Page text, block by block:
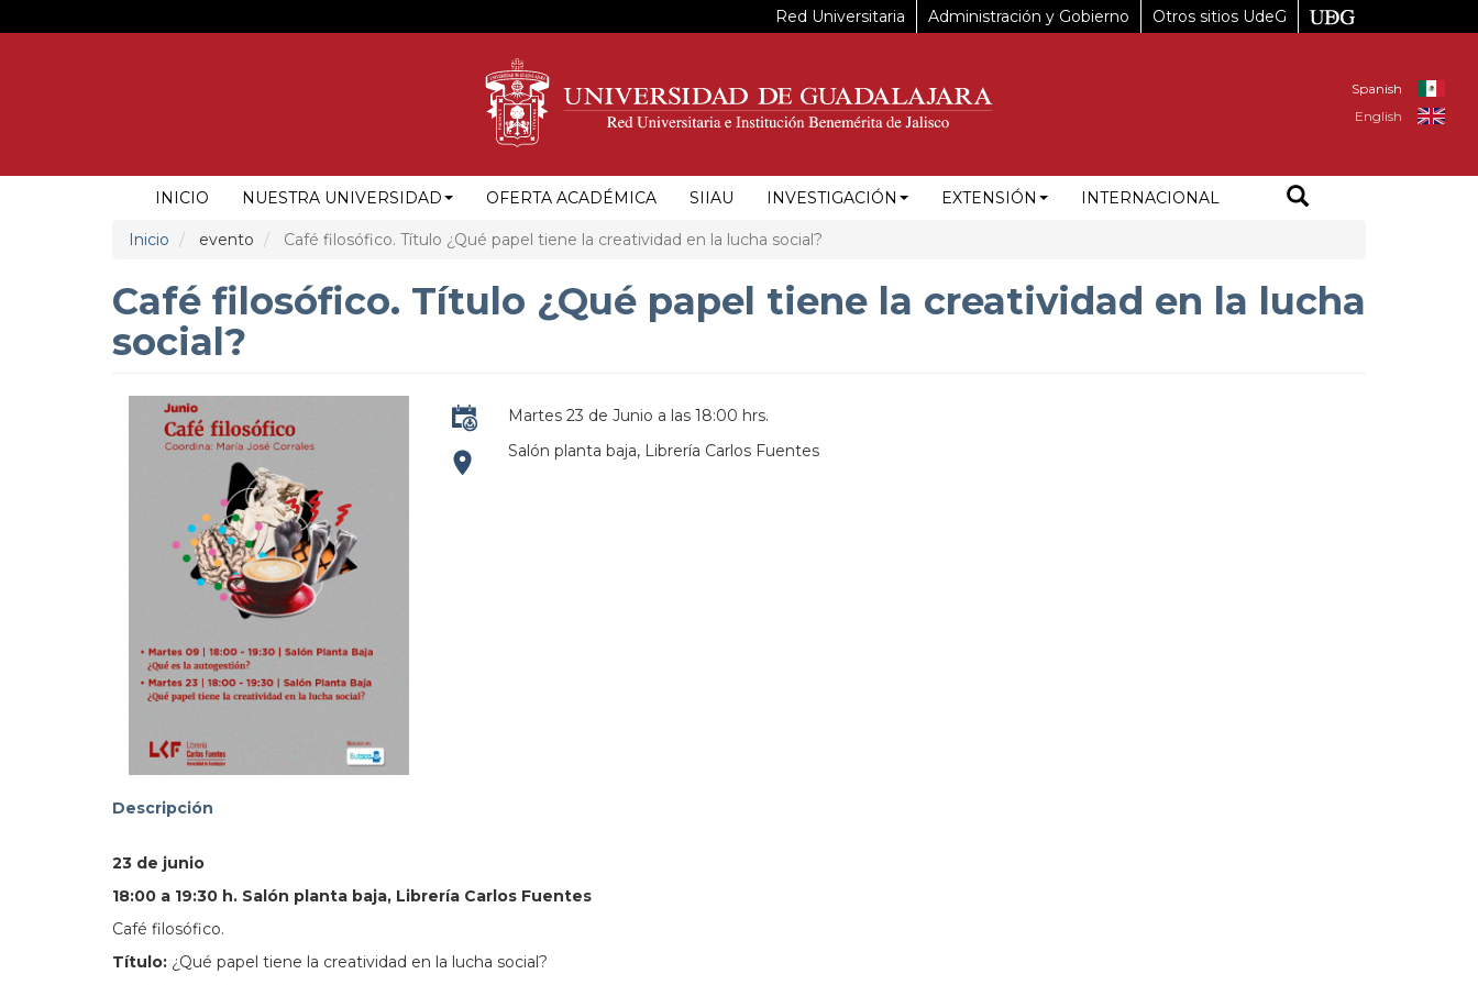
al
Red Universitaria Administración y Gobierno Otros sitios UdeG
Spanish
English
NAVEGACIÓN
PRINCIPAL
INICIO NUESTRA UNIVERSIDAD OFERTA ACADÉMICA SIIAU INVESTIGACIÓN EXTENSIÓN INTERNACIONAL
Inicio evento Café filosófico. Título ¿Qué papel tiene la creatividad en la lucha social?
Café filosófico. Título ¿Qué papel tiene la creatividad en la lucha
social?
Martes 23 de Junio a las 18:00 hrs.
Salón planta baja, Librería Carlos Fuentes
Descripción
23 de junio
18:00 a 19:30 h. Salón planta baja, Librería Carlos Fuentes
Café filosófico.
Título: ¿Qué papel tiene la creatividad en la lucha social?